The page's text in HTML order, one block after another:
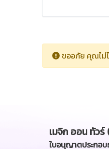
ขออภัย คุณไม่
เมจิก ออน ทัวร์
ใบอนุญาตประกอบ